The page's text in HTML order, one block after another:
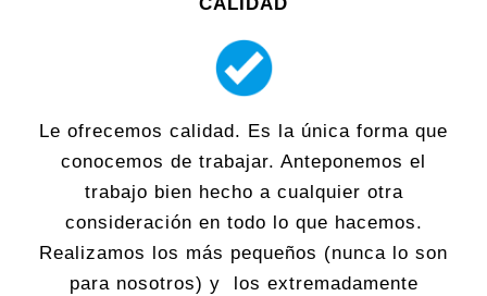
Le ofrecemos calidad. Es la única forma que
conocemos de trabajar. Anteponemos el
trabajo bien hecho a cualquier otra
consideración en todo lo que hacemos.
Realizamos los más pequeños (nunca lo son
para nosotros) y los extremadamente